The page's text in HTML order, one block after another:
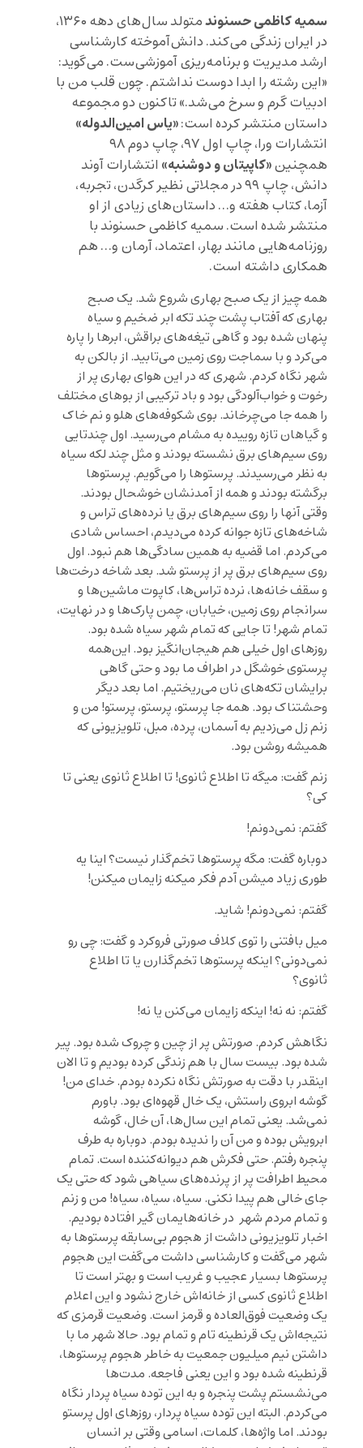
سمیه کاظمی حسنوند
متولد سال‌های دهه ۱۳۶۰،
در ایران زندگی می‌کند. دانش‌آموخته کارشناسی
ارشد مدیریت و برنامه‌ریزی آموزشی‌ست. می‌گوید:
«این رشته‌ را ابدا دوست نداشتم. چون قلب من با
ادبیات گرم و سرخ می‌شد.» تاکنون دو مجموعه
داستان منتشر کرده است:«یاس امین‌الدوله»
انتشارات ورا، چاپ اول ۹۷، چاپ دوم ۹۸
همچنین«کاپیتان و دوشنبه» انتشارات آوند
دانش، چاپ ۹۹ در مجلاتی نظیر کرگدن، تجربه،
آزما، کتاب هفته و… داستان‌های زیادی از او
منتشر شده است. سمیه کاظمی حسنوند با
روزنامه‌هایی مانند بهار، اعتماد، آرمان و… هم
همکاری داشته است.
همه چیز از یک صبح بهاری شروع شد. یک صبح
بهاری که آفتاب پشت چند تکه ابر ضخیم و سیاه
پنهان شده بود و گاهی تیغه‌های براقش، ابرها را پاره
می‌کرد و با سماجت روی زمین می‌تابید. از بالکن به
شهر نگاه کردم. شهری که در این هوای بهاری پر از
رخوت و خواب‌آلودگی بود و باد ترکیبی از بوهای مختلف
را همه جا می‌چرخاند. بوی شکوفه‌های هلو و نم خاک
و گیاهان تازه روییده به مشام می‌رسید. اول چندتایی
روی سیم‌های برق نشسته بودند و مثل چند لکه سیاه
به نظر می‌رسیدند. پرستوها را می‌گویم. پرستوها
برگشته بودند و همه از آمدنشان خوشحال بودند.
وقتی آنها را روی سیم‌های برق یا نرده‌های تراس و
شاخه‌های تازه جوانه کرده می‌دیدم، احساس شادی
می‌کردم. اما قضیه به همین سادگی‌ها هم نبود. اول
روی سیم‌های برق پر از پرستو شد. بعد شاخه درخت‌ها
و سقف خانه‌ها، نرده تراس‌ها، کاپوت ماشین‌ها و
سرانجام روی زمین، خیابان، چمن پارک‌ها و در نهایت،
تمام شهر! تا جایی که تمام شهر سیاه شده بود.
روزهای اول خیلی هم هیجان‌انگیز بود. این‌همه
پرستوی خوشگل در اطراف ما بود و حتی گاهی
برایشان تکه‌های نان می‌ریختیم. اما بعد دیگر
وحشتناک بود. همه جا پرستو، پرستو، پرستو! من و
زنم زل می‌زدیم به آسمان، پرده، مبل، تلویزیونی که
همیشه روشن بود.
زنم گفت: میگه تا اطلاع ثانوی! تا اطلاع ثانوی یعنی تا
کی؟
گفتم: نمی‌دونم!
دوباره گفت: مگه پرستوها تخم‌گذار نیست؟ اینا یه
طوری زیاد میشن آدم فکر میکنه زایمان میکنن!
گفتم: نمی‌دونم! شاید.
میل بافتنی را توی کلاف صورتی فروکرد و گفت: چی رو
نمی‌دونی؟ اینکه پرستوها تخم‌گذارن یا تا اطلاع
ثانوی؟
گفتم: نه نه! اینکه زایمان می‌کنن یا نه!
نگاهش کردم. صورتش پر از چین و چروک شده بود. پیر
شده بود. بیست سال با هم زندگی کرده بودیم و تا الان
اینقدر با دقت به صورتش نگاه نکرده بودم. خدای من!
گوشه ابروی راستش، یک خال قهوه‌‌ای بود. باورم
نمی‌شد. یعنی تمام این سال‌ها، آن خال، گوشه
ابرویش بوده و من آن را ندیده بودم. دوباره به طرف
پنجره رفتم. حتی فکرش هم دیوانه‌کننده است. تمام
محیط اطرافت پر از پرنده‌های سیاهی شود که حتی یک
جای خالی هم پیدا نکنی. سیاه، سیاه، سیاه! من و زنم
و تمام مردم شهر در خانه‌هایمان گیر افتاده بودیم.
اخبار تلویزیونی داشت از هجوم بی‌سابقه پرستوها به
شهر می‌گفت و کارشناسی داشت می‌گفت این هجوم
پرستوها بسیار عجیب و غریب است و بهتر است تا
اطلاع ثانوی کسی از خانه‌اش خارج نشود و این اعلام
یک وضعیت فوق‌العاده و قرمز است. وضعیت قرمزی که
نتیجه‌اش یک قرنطینه تام و تمام بود. حالا شهر ما با
داشتن نیم میلیون جمعیت به خاطر هجوم پرستوها،
قرنطینه شده بود و این یعنی فاجعه. مدت‌ها
می‌نشستم پشت پنجره و به این توده سیاه پردار نگاه
می‌کردم. البته این توده سیاه پردار، روزهای اول پرستو
بودند. اما واژه‌ها، کلمات، اسامی وقتی بر انسان